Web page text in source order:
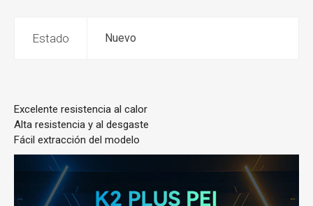
Estado Nuevo
Excelente resistencia al calor
Alta resistencia y al desgaste
Fácil extracción del modelo